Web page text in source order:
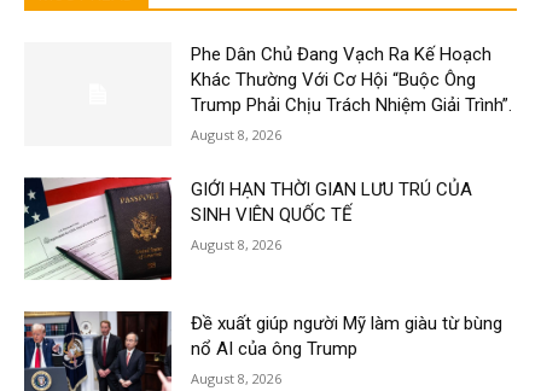
Phe Dân Chủ Đang Vạch Ra Kế Hoạch
Khác Thường Với Cơ Hội “Buộc Ông
Trump Phải Chịu Trách Nhiệm Giải Trình”.
August 8, 2026
GIỚI HẠN THỜI GIAN LƯU TRÚ CỦA
SINH VIÊN QUỐC TẾ
August 8, 2026
Đề xuất giúp người Mỹ làm giàu từ bùng
nổ AI của ông Trump
August 8, 2026